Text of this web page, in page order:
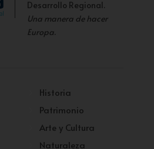
Desarrollo Regional.
Una manera de hacer
Europa.
Historia
Patrimonio
Arte y Cultura
Naturaleza